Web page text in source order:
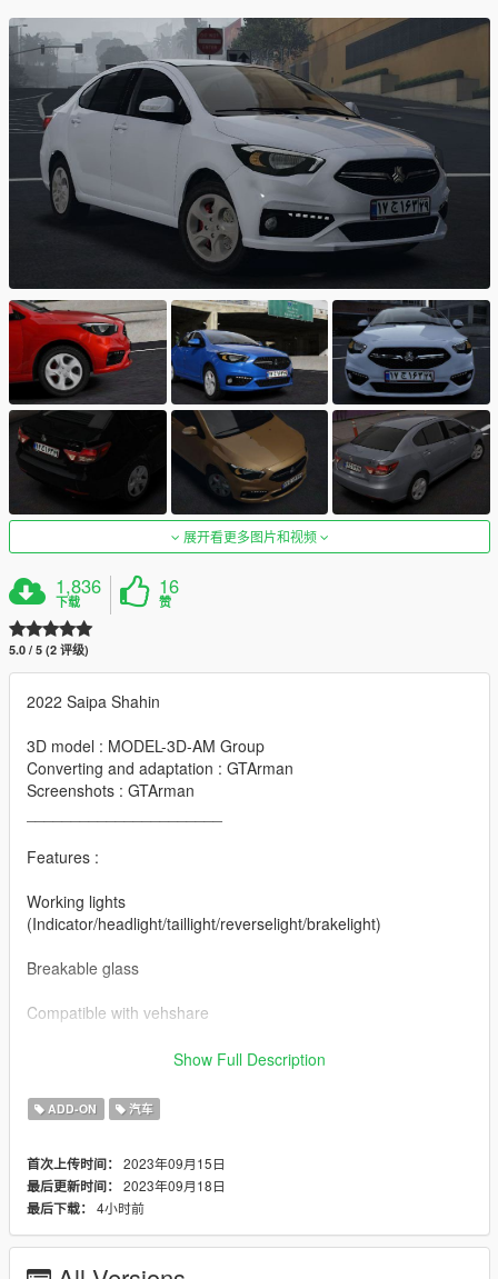
展开看更多图片和视频
1,836
下载
16
赞
5.0 / 5 (2 评级)
2022 Saipa Shahin
3D model : MODEL-3D-AM Group
Converting and adaptation : GTArman
Screenshots : GTArman
Features :
Working lights
(Indicator/headlight/taillight/reverselight/brakelight)
Breakable glass
Compatible with vehshare
Modeled engine and trunk
Dirt map compatible
Hand on steering
Custom Collision (All parts)
Show Full Description
ADD-ON 汽车
首次上传时间： 2023年09月15日
最后更新时间： 2023年09月18日
最后下载： 4小时前